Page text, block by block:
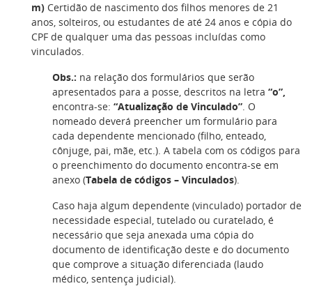
m) Certidão de nascimento dos filhos menores de 21
anos, solteiros, ou estudantes de até 24 anos e cópia do
CPF de qualquer uma das pessoas incluídas como
vinculados.
Obs.: na relação dos formulários que serão
apresentados para a posse, descritos na letra “o”,
encontra-se: “Atualização de Vinculado”. O
nomeado deverá preencher um formulário para
cada dependente mencionado (filho, enteado,
cônjuge, pai, mãe, etc.). A tabela com os códigos para
o preenchimento do documento encontra-se em
anexo (Tabela de códigos – Vinculados).
Caso haja algum dependente (vinculado) portador de
necessidade especial, tutelado ou curatelado, é
necessário que seja anexada uma cópia do
documento de identificação deste e do documento
que comprove a situação diferenciada (laudo
médico, sentença judicial).